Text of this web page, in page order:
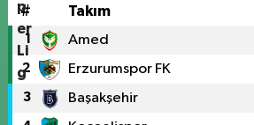
# Takım
1 Amed
2 Erzurumspor FK
3 Başakşehir